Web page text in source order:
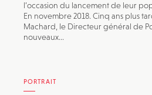
l’occasion du lancement de leur
En novembre 2018. Cinq ans plus
Machard, le Directeur général de
nouveaux...
PORTRAIT